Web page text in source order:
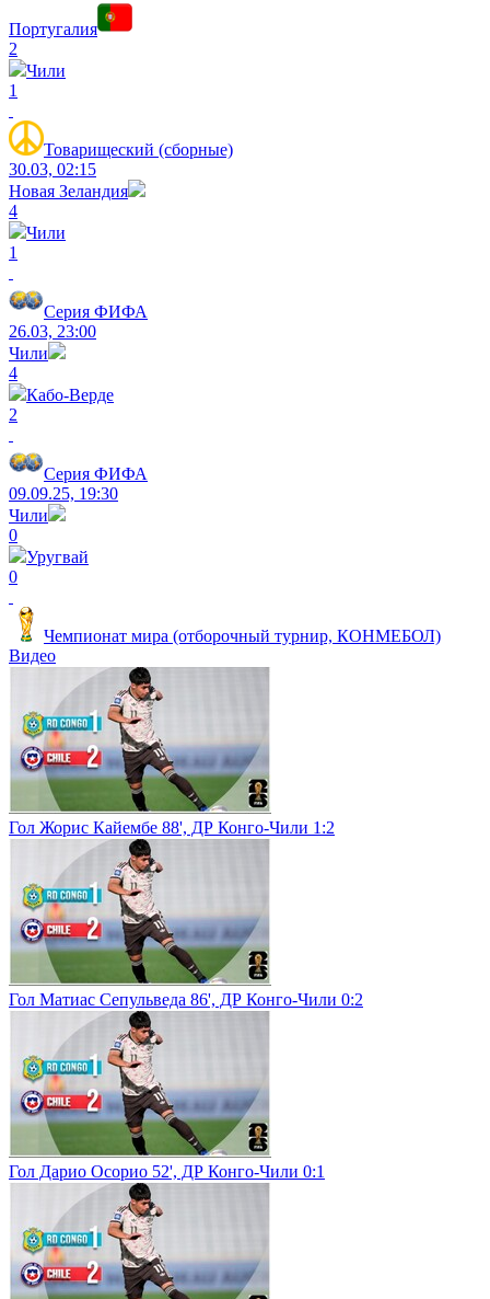
Португалия
2
Чили
1
Товарищеский (сборные)
30.03, 02:15
Новая Зеландия
4
Чили
1
Серия ФИФА
26.03, 23:00
Чили
4
Кабо-Верде
2
Серия ФИФА
09.09.25, 19:30
Чили
0
Уругвай
0
Чемпионат мира (отборочный турнир, КОНМЕБОЛ)
Видео
Гол Жорис Кайембе 88', ДР Конго-Чили 1:2
Гол Матиас Сепульведа 86', ДР Конго-Чили 0:2
Гол Дарио Осорио 52', ДР Конго-Чили 0:1